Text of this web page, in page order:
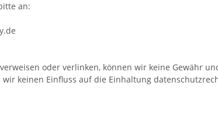
an:
oder verlinken, können wir keine Gewähr
keinen Einfluss auf die Einhaltung